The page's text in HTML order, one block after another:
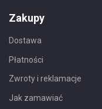
Zakupy
Dostawa
Płatności
Zwroty i reklamacje
Jak zamawiać